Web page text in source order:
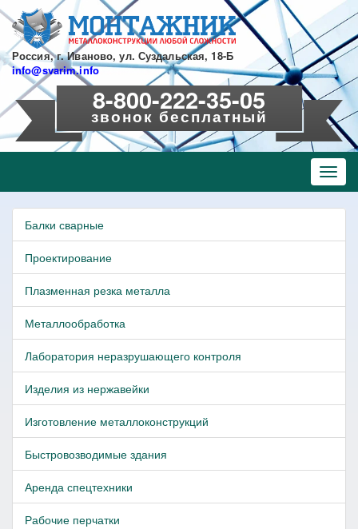
Перейти
основному
содержанию
Россия, г. Иваново, ул. Суздальская, 18-Б
info@svarim.info
8-800-222-35-05
звонок бесплатный
Балки сварные
Проектирование
Плазменная резка металла
Металлообработка
Лаборатория неразрушающего контроля
Изделия из нержавейки
Изготовление металлоконструкций
Быстровозводимые здания
Аренда спецтехники
Рабочие перчатки